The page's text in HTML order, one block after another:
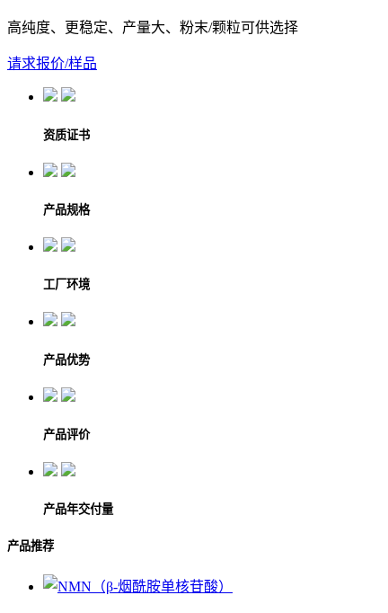
高纯度、更稳定、产量大、粉末/颗粒可供选择
请求报价/样品
资质证书
产品规格
工厂环境
产品优势
产品评价
产品年交付量
产品推荐